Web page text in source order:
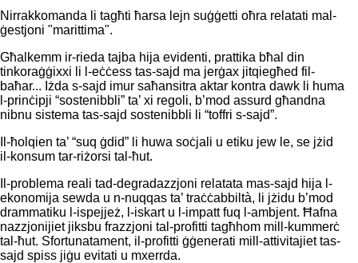
Nirrakkomanda li tagħti ħarsa lejn suġġetti oħra relatati mal-
ġestjoni "marittima".
Għalkemm ir-rieda tajba hija evidenti, prattika bħal din
tinkoraġġixxi li l-eċċess tas-sajd ma jerġax jitqiegħed fil-
baħar... Iżda s-sajd imur saħansitra aktar kontra dawk li huma
l-prinċipji “sostenibbli” ta’ xi regoli, b’mod assurd għandna
nibnu sistema tas-sajd sostenibbli li “toffri s-sajd”.
Il-ħolqien ta’ “suq ġdid” li huwa soċjali u etiku jew le, se jżid
il-konsum tar-riżorsi tal-ħut.
Il-problema reali tad-degradazzjoni relatata mas-sajd hija l-
ekonomija sewda u n-nuqqas ta’ traċċabbiltà, li jżidu b’mod
drammatiku l-ispejjeż, l-iskart u l-impatt fuq l-ambjent. Ħafna
nazzjonijiet jiksbu frazzjoni tal-profitti tagħhom mill-kummerċ
tal-ħut. Sfortunatament, il-profitti ġġenerati mill-attivitajiet tas-
sajd spiss jiġu evitati u mxerrda.